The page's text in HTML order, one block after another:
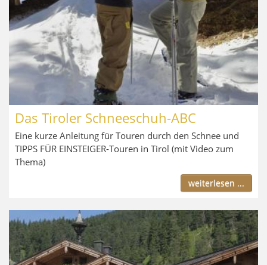
Das Tiroler Schneeschuh-ABC
Eine kurze Anleitung für Touren durch den Schnee und
TIPPS FÜR EINSTEIGER-Touren in Tirol (mit Video zum
Thema)
weiterlesen ...